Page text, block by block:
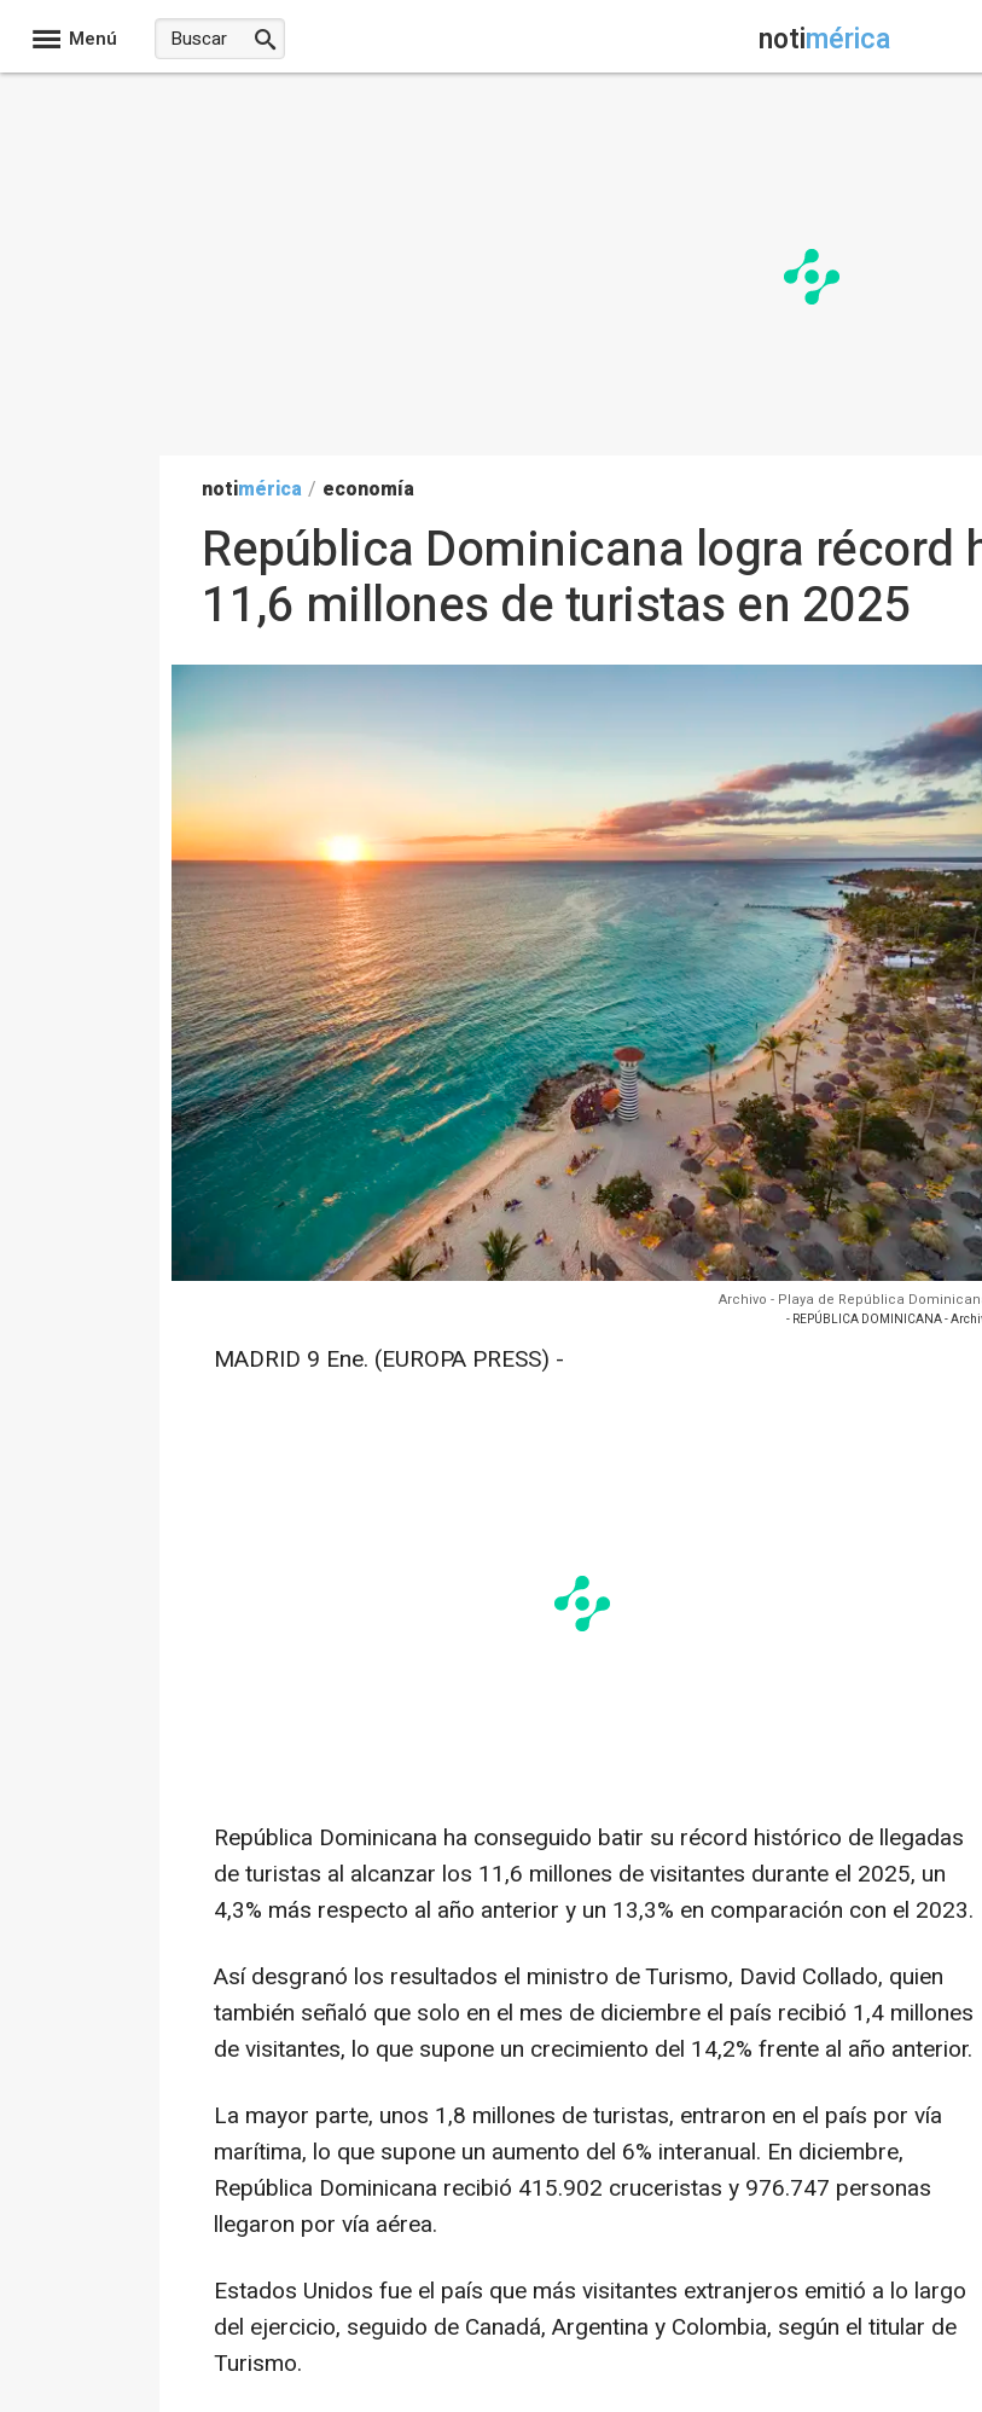
Menú notimérica
notimérica / economía
República Dominicana logra
11,6 millones de turistas en 2025
Archivo - Playa de República
- REPÚBLICA DOMINICANA -
MADRID 9 Ene. (EUROPA PRESS) -
República Dominicana ha conseguido batir su récord histórico de llegadas
de turistas al alcanzar los 11,6 millones de visitantes durante el 2025, un
4,3% más respecto al año anterior y un 13,3% en comparación con el 2023.
Así desgranó los resultados el ministro de Turismo, David Collado, quien
también señaló que solo en el mes de diciembre el país recibió 1,4 millones
de visitantes, lo que supone un crecimiento del 14,2% frente al año anterior.
La mayor parte, unos 1,8 millones de turistas, entraron en el país por vía
marítima, lo que supone un aumento del 6% interanual. En diciembre,
República Dominicana recibió 415.902 cruceristas y 976.747 personas
llegaron por vía aérea.
Estados Unidos fue el país que más visitantes extranjeros emitió a lo largo
del ejercicio, seguido de Canadá, Argentina y Colombia, según el titular de
Turismo.